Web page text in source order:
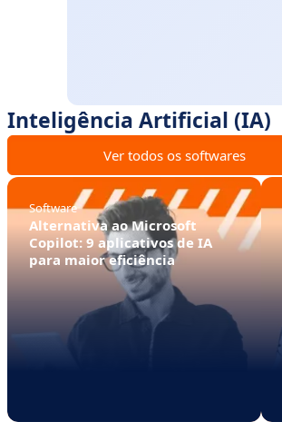
Inteligência Artificial (IA)
Ver todos os softwares
Software
Alternativa ao Microsoft
Copilot: 9 aplicativos de IA
para maior eficiência